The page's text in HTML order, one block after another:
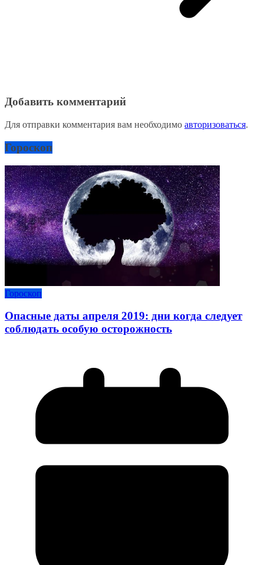
Добавить комментарий
Для отправки комментария вам необходимо авторизоваться.
Гороскоп
Гороскоп
Опасные даты апреля 2019: дни когда следует
соблюдать особую осторожность